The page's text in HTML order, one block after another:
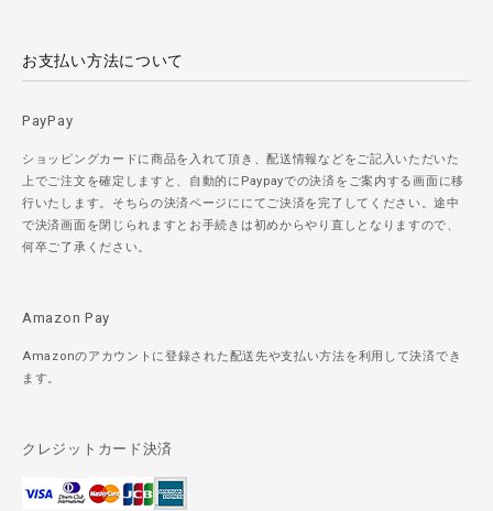
お支払い方法について
PayPay
ショッピングカードに商品を入れて頂き、配送情報などをご記入いただいた
上でご注文を確定しますと、自動的にPaypayでの決済をご案内する画面に移
行いたします。そちらの決済ページににてご決済を完了してください。途中
で決済画面を閉じられますとお手続きは初めからやり直しとなりますので、
何卒ご了承ください。
Amazon Pay
Amazonのアカウントに登録された配送先や支払い方法を利用して決済でき
ます。
クレジットカード決済